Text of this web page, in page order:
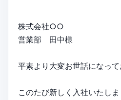
株式会社○○
営業部 田中様
平素より大変お世話になって
このたび新しく入社いたしま